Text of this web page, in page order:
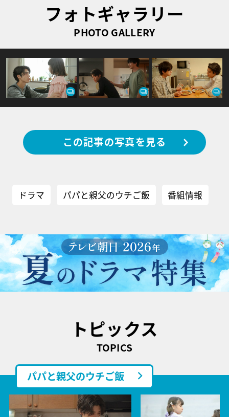
フォトギャラリー
PHOTO GALLERY
この記事の写真を見る
ドラマ パパと親父のウチご飯 番組情報
トピックス
TOPICS
パパと親父のウチご飯